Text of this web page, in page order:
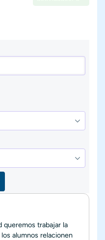
queremos trabajar la
alumnos relacionen